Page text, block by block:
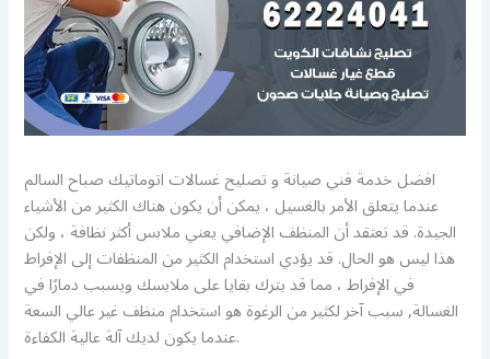
افضل خدمة فني صيانة و تصليح غسالات اتوماتيك صباح السالم
عندما يتعلق الأمر بالغسيل ، يمكن أن يكون هناك الكثير من الأشياء
الجيدة. قد تعتقد أن المنظف الإضافي يعني ملابس أكثر نظافة ، ولكن
هذا ليس هو الحال. قد يؤدي استخدام الكثير من المنظفات إلى الإفراط
في الإفراط ، مما قد يترك بقايا على ملابسك ويسبب دمارًا في
الغسالة, سبب آخر لكثير من الرغوة هو استخدام منظف غير عالي السعة
عندما يكون لديك آلة عالية الكفاءة.